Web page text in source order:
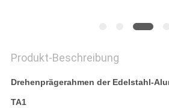
Produkt-Beschreibung
Drehenprägerahmen der Edelstahl-
TA1